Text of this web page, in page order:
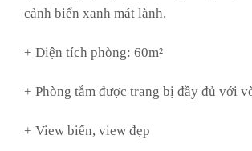
cảnh biển xanh mát lành.
+ Diện tích phòng: 60m²
+ Phòng tắm được trang bị đầy đủ với
+ View biển, view đẹp